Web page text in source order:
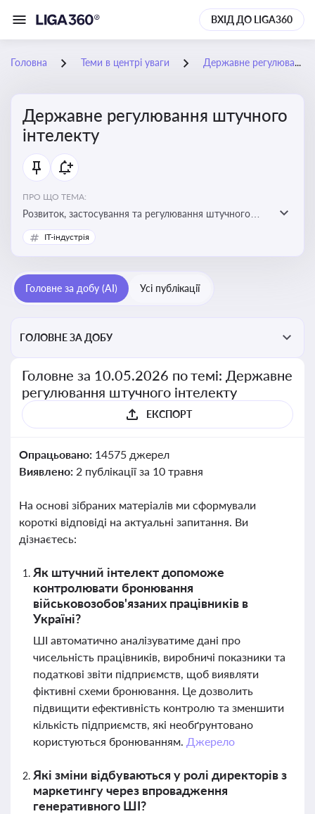
ВХІД ДО LIGA360
Головна Теми в центрі уваги Державне регулювання штучного інтелекту
Державне регулювання штучного
інтелекту
ПРО ЩО ТЕМА:
Розвиток, застосування та регулювання штучного
інтелекту в різних сферах — від управління бізнесом
до державного сектора
IT-індустрія
Головне за добу (AI) Усі публікації
ГОЛОВНЕ ЗА ДОБУ
Головне за 10.05.2026 по темі: Державне
регулювання штучного інтелекту
ЕКСПОРТ
Опрацьовано: 14575 джерел
Виявлено: 2 публікації за 10 травня
На основі зібраних матеріалів ми сформували
короткі відповіді на актуальні запитання. Ви
дізнаєтесь:
Як штучний інтелект допоможе
контролювати бронювання
військовозобов'язаних працівників в
Україні?
ШІ автоматично аналізуватиме дані про
чисельність працівників, виробничі показники та
податкові звіти підприємств, щоб виявляти
фіктивні схеми бронювання. Це дозволить
підвищити ефективність контролю та зменшити
кількість підприємств, які необґрунтовано
користуються бронюванням. Джерело
Які зміни відбуваються у ролі директорів з
маркетингу через впровадження
генеративного ШІ?